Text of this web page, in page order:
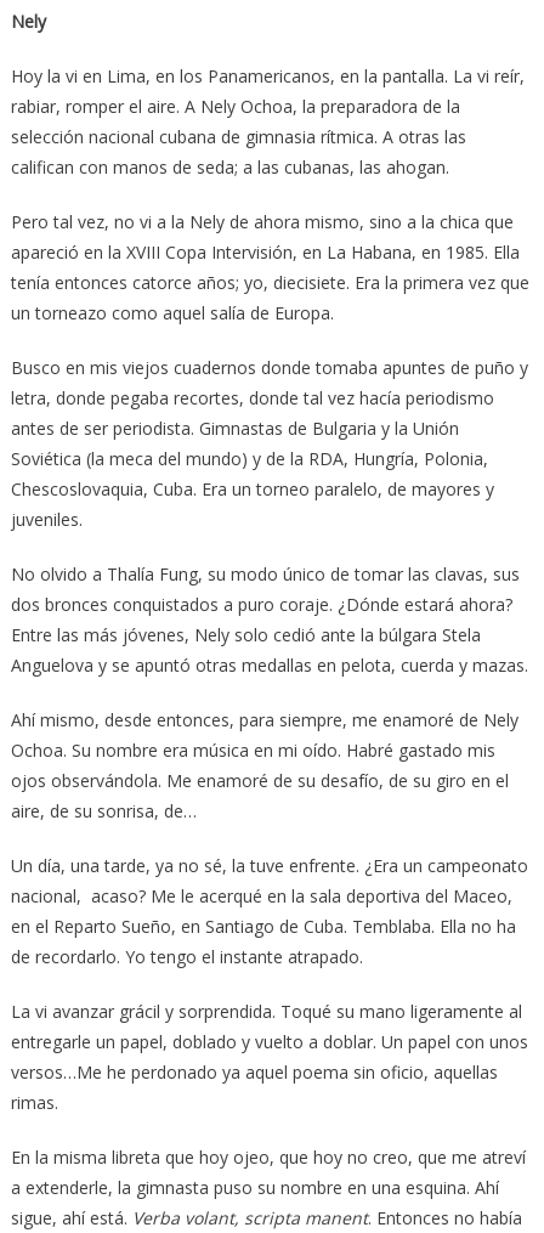
Nely
Hoy la vi en Lima, en los Panamericanos, en la pantalla. La vi reír,
rabiar, romper el aire. A Nely Ochoa, la preparadora de la
selección nacional cubana de gimnasia rítmica. A otras las
califican con manos de seda; a las cubanas, las ahogan.
Pero tal vez, no vi a la Nely de ahora mismo, sino a la chica que
apareció en la XVIII Copa Intervisión, en La Habana, en 1985. Ella
tenía entonces catorce años; yo, diecisiete. Era la primera vez que
un torneazo como aquel salía de Europa.
Busco en mis viejos cuadernos donde tomaba apuntes de puño y
letra, donde pegaba recortes, donde tal vez hacía periodismo
antes de ser periodista. Gimnastas de Bulgaria y la Unión
Soviética (la meca del mundo) y de la RDA, Hungría, Polonia,
Chescoslovaquia, Cuba. Era un torneo paralelo, de mayores y
juveniles.
No olvido a Thalía Fung, su modo único de tomar las clavas, sus
dos bronces conquistados a puro coraje. ¿Dónde estará ahora?
Entre las más jóvenes, Nely solo cedió ante la búlgara Stela
Anguelova y se apuntó otras medallas en pelota, cuerda y mazas.
Ahí mismo, desde entonces, para siempre, me enamoré de Nely
Ochoa. Su nombre era música en mi oído. Habré gastado mis
ojos observándola. Me enamoré de su desafío, de su giro en el
aire, de su sonrisa, de…
Un día, una tarde, ya no sé, la tuve enfrente. ¿Era un campeonato
nacional, acaso? Me le acerqué en la sala deportiva del Maceo,
en el Reparto Sueño, en Santiago de Cuba. Temblaba. Ella no ha
de recordarlo. Yo tengo el instante atrapado.
La vi avanzar grácil y sorprendida. Toqué su mano ligeramente al
entregarle un papel, doblado y vuelto a doblar. Un papel con unos
versos…Me he perdonado ya aquel poema sin oficio, aquellas
rimas.
En la misma libreta que hoy ojeo, que hoy no creo, que me atreví
a extenderle, la gimnasta puso su nombre en una esquina. Ahí
sigue, ahí está. Verba volant, scripta manent. Entonces no había